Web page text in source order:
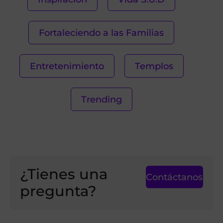
Fortaleciendo a las Familias
Entretenimiento Templos
Trending
¿Tienes una
pregunta?
Contáctanos